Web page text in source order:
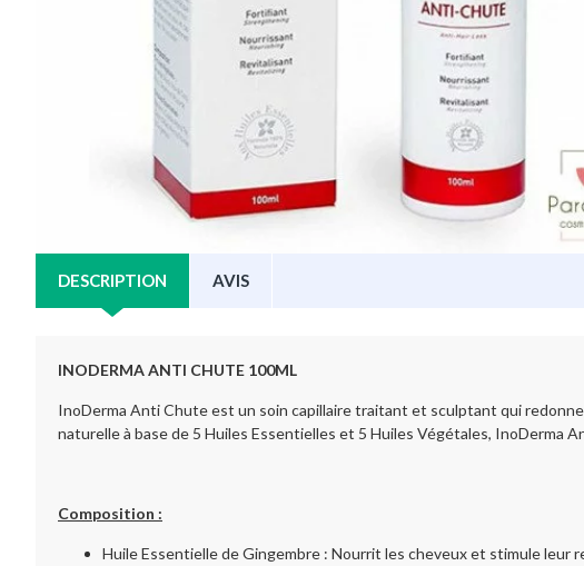
DESCRIPTION AVIS
INODERMA ANTI CHUTE 100ML
InoDerma Anti Chute est un soin capillaire traitant et sculptant qui
naturelle à base de 5 Huiles Essentielles et 5 Huiles Végétales, InoDerma
Composition :
Huile Essentielle de Gingembre : Nourrit les cheveux et stimule leur